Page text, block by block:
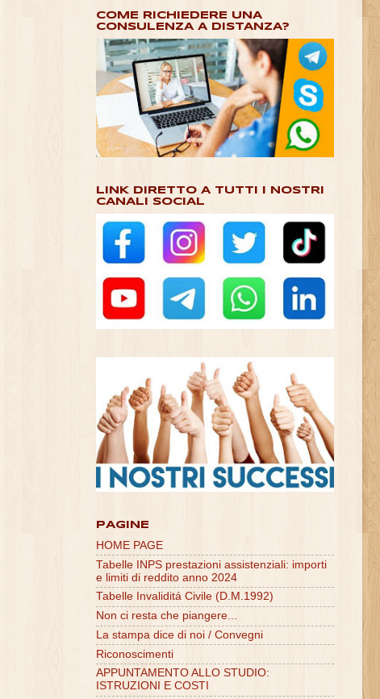
COME RICHIEDERE UNA
CONSULENZA A DISTANZA?
LINK DIRETTO A TUTTI I NOSTRI
CANALI SOCIAL
PAGINE
HOME PAGE
Tabelle INPS prestazioni assistenziali: importi
e limiti di reddito anno 2024
Tabelle Invaliditá Civile (D.M.1992)
Non ci resta che piangere...
La stampa dice di noi / Convegni
Riconoscimenti
APPUNTAMENTO ALLO STUDIO:
ISTRUZIONI E COSTI